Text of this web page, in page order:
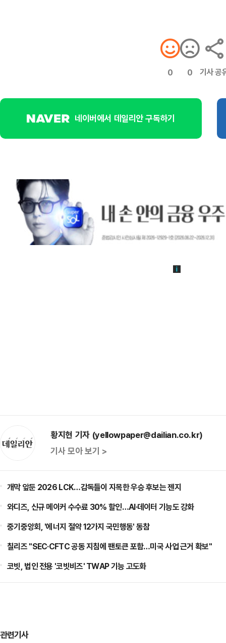
0 0 기사 공
네이버에서 데일리안 구독하기
황지현 기자 (yellowpaper@dailian.co.kr)
기사 모아 보기 >
개막 앞둔 2026 LCK…감독들이 지목한 우승 후보는 젠지
와디즈, 신규 메이커 수수료 30% 할인…AI·데이터 기능도 강화
중기중앙회, '에너지 절약 12가지 국민행동' 동참
칠리즈 "SEC·CFTC 공동 지침에 팬토큰 포함…미국 사업 근거 확보"
코빗, 법인 전용 '코빗비즈' TWAP 기능 고도화
관련기사